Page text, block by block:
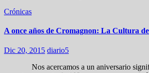
Crónicas
A once años de Cromagnon: La Cultura
Dic 20, 2015 diario5
Nos acercamos a un aniversario